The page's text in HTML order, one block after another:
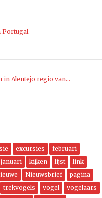
Portugal.
in Alentejo regio van…
excursies
februari
januari kijken lijst
link
Nieuwsbrief
pagina
trekvogels vogel
vogelaars